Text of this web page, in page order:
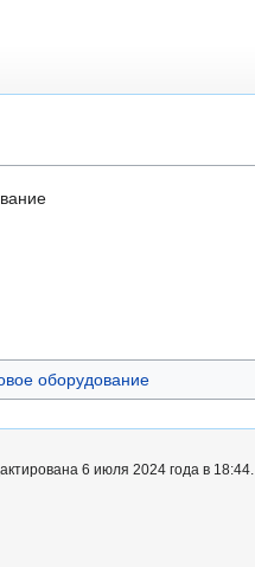
оборудование
6 июля 2024 года в 18:44.